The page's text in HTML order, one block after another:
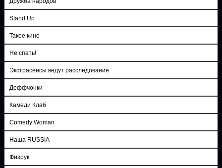
Stand Up
Такое кино
Не спать!
Экстрасенсы ведут расследование
Деффчонки
Камеди Клаб
Comedy Woman
Наша RUSSIA
Физрук